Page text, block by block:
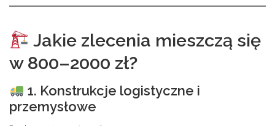
Jakie zlecenia mieszczą się
w 800–2000 zł?
1. Konstrukcje logistyczne i
przemysłowe